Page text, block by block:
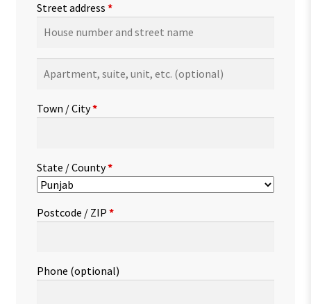
Street address *
suite,
etc.(optional)
Town / City*
State / County*
Postcode / ZIP *
Phone (optional)